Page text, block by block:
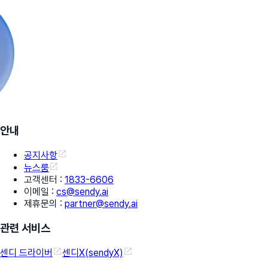
안내
공지사항
뉴스룸
고객센터 : 1833-6606
이메일 : cs@sendy.ai
제휴문의 : partner@sendy.ai
관련 서비스
센디 드라이버 센디X(sendyX)